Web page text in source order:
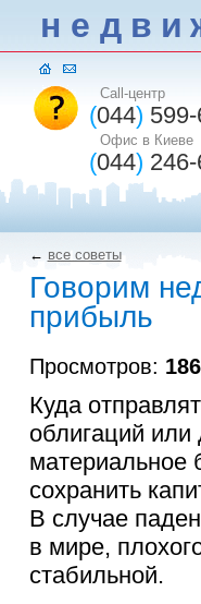
н е д в и
Call-центр
(044)
Офис в Киеве
(044)
← все советы
Говорим
прибыль
Просмотров: 186
Куда
облигаций или
материальное
сохранить
В случае
в мире,
стабильной.